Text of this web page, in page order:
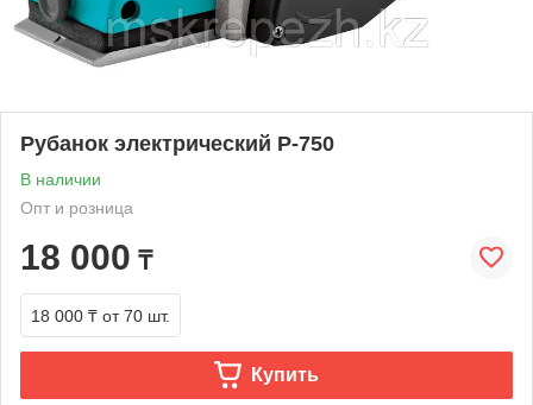
Рубанок электрический Р-750
В наличии
Опт и розница
18 000 ₸
18 000 ₸ от 70 шт.
Купить